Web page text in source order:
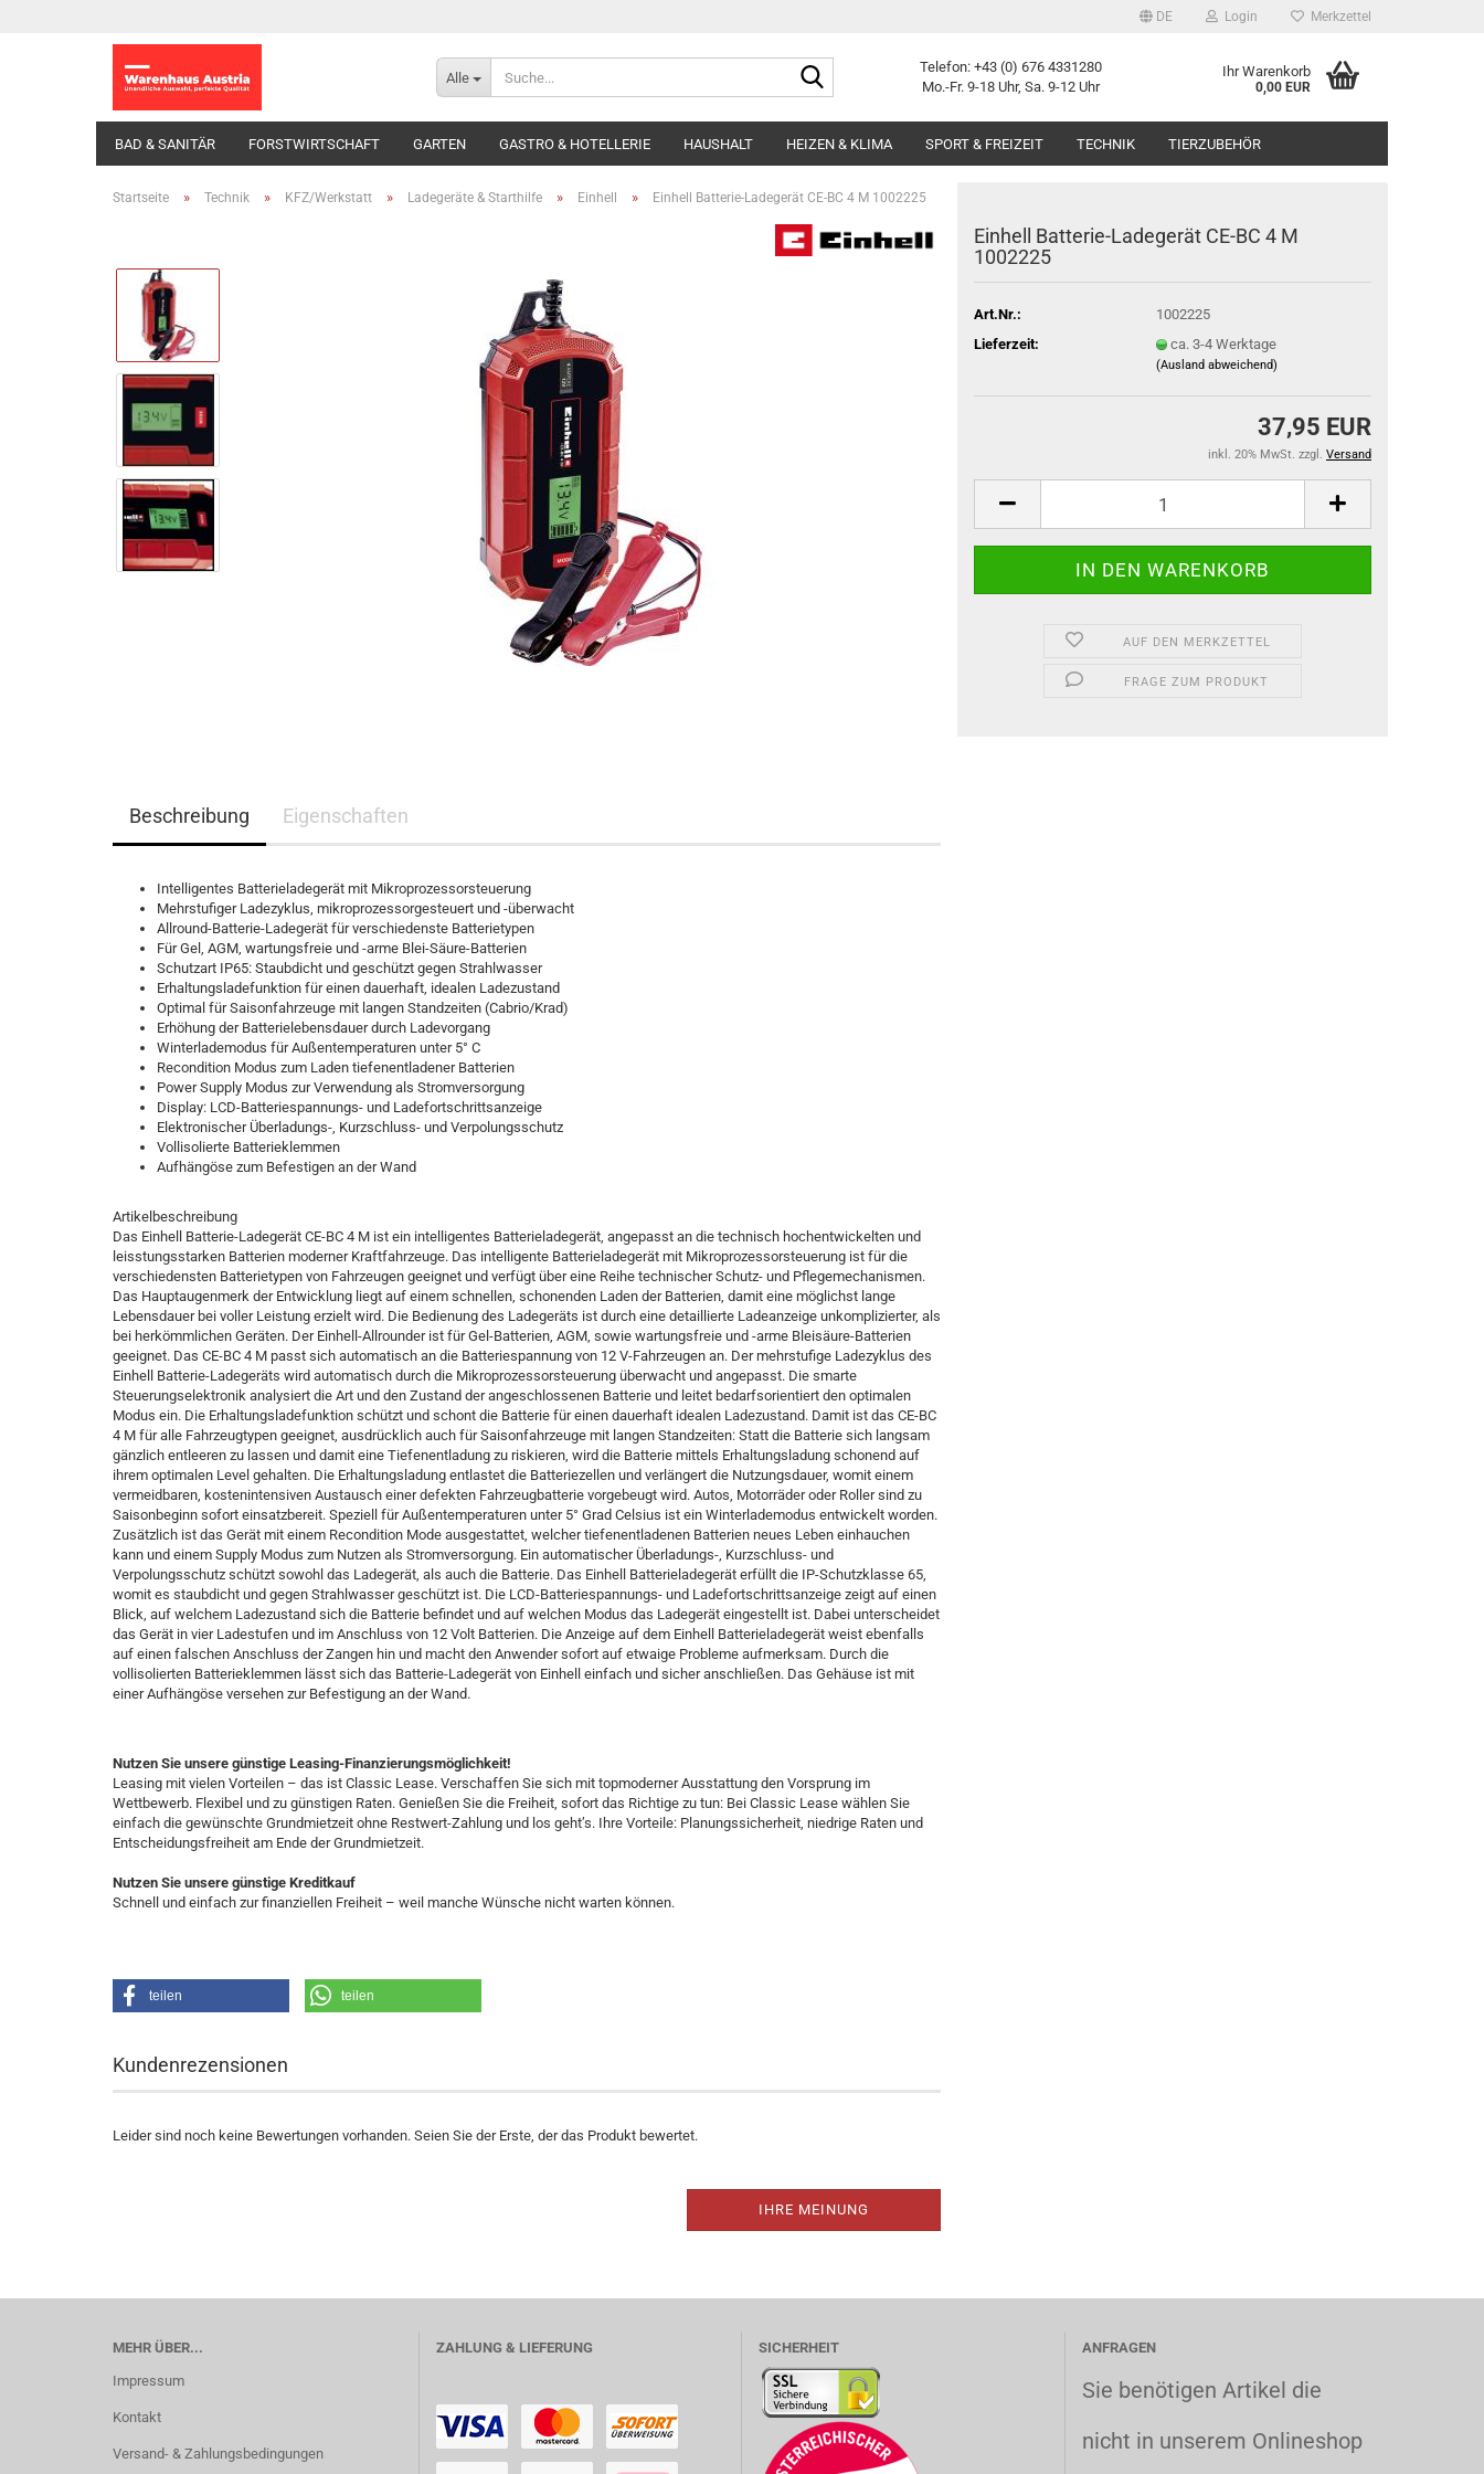
DE Login Merkzettel
Alle
Telefon: +43 (0) 676 4331280
Mo.-Fr. 9-18 Uhr, Sa. 9-12 Uhr
Ihr Warenkorb
0,00 EUR
BAD & SANITÄR FORSTWIRTSCHAFT GARTEN GASTRO & HOTELLERIE HAUSHALT HEIZEN & KLIMA SPORT & FREIZEIT TECHNIK TIERZUBEHÖR
Startseite » Technik » KFZ/Werkstatt » Ladegeräte & Starthilfe » Einhell » Einhell Batterie-Ladegerät CE-BC 4 M 1002225
Einhell Batterie-Ladegerät CE-BC 4 M
1002225
Art.Nr.:
1002225
Lieferzeit:
ca. 3-4 Werktage
(Ausland abweichend)
37,95 EUR
inkl. 20% MwSt. zzgl. Versand
AUF DEN MERKZETTEL
FRAGE ZUM PRODUKT
Beschreibung Eigenschaften
Intelligentes Batterieladegerät mit Mikroprozessorsteuerung
Mehrstufiger Ladezyklus, mikroprozessorgesteuert und -überwacht
Allround-Batterie-Ladegerät für verschiedenste Batterietypen
Für Gel, AGM, wartungsfreie und -arme Blei-Säure-Batterien
Schutzart IP65: Staubdicht und geschützt gegen Strahlwasser
Erhaltungsladefunktion für einen dauerhaft, idealen Ladezustand
Optimal für Saisonfahrzeuge mit langen Standzeiten (Cabrio/Krad)
Erhöhung der Batterielebensdauer durch Ladevorgang
Winterlademodus für Außentemperaturen unter 5° C
Recondition Modus zum Laden tiefenentladener Batterien
Power Supply Modus zur Verwendung als Stromversorgung
Display: LCD-Batteriespannungs- und Ladefortschrittsanzeige
Elektronischer Überladungs-, Kurzschluss- und Verpolungsschutz
Vollisolierte Batterieklemmen
Aufhängöse zum Befestigen an der Wand
Artikelbeschreibung
Das Einhell Batterie-Ladegerät CE-BC 4 M ist ein intelligentes Batterieladegerät, angepasst an die technisch hochentwickelten und
leisstungsstarken Batterien moderner Kraftfahrzeuge. Das intelligente Batterieladegerät mit Mikroprozessorsteuerung ist für die
verschiedensten Batterietypen von Fahrzeugen geeignet und verfügt über eine Reihe technischer Schutz- und Pflegemechanismen.
Das Hauptaugenmerk der Entwicklung liegt auf einem schnellen, schonenden Laden der Batterien, damit eine möglichst lange
Lebensdauer bei voller Leistung erzielt wird. Die Bedienung des Ladegeräts ist durch eine detaillierte Ladeanzeige unkomplizierter, als
bei herkömmlichen Geräten. Der Einhell-Allrounder ist für Gel-Batterien, AGM, sowie wartungsfreie und -arme Bleisäure-Batterien
geeignet. Das CE-BC 4 M passt sich automatisch an die Batteriespannung von 12 V-Fahrzeugen an. Der mehrstufige Ladezyklus des
Einhell Batterie-Ladegeräts wird automatisch durch die Mikroprozessorsteuerung überwacht und angepasst. Die smarte
Steuerungselektronik analysiert die Art und den Zustand der angeschlossenen Batterie und leitet bedarfsorientiert den optimalen
Modus ein. Die Erhaltungsladefunktion schützt und schont die Batterie für einen dauerhaft idealen Ladezustand. Damit ist das CE-BC
4 M für alle Fahrzeugtypen geeignet, ausdrücklich auch für Saisonfahrzeuge mit langen Standzeiten: Statt die Batterie sich langsam
gänzlich entleeren zu lassen und damit eine Tiefenentladung zu riskieren, wird die Batterie mittels Erhaltungsladung schonend auf
ihrem optimalen Level gehalten. Die Erhaltungsladung entlastet die Batteriezellen und verlängert die Nutzungsdauer, womit einem
vermeidbaren, kostenintensiven Austausch einer defekten Fahrzeugbatterie vorgebeugt wird. Autos, Motorräder oder Roller sind zu
Saisonbeginn sofort einsatzbereit. Speziell für Außentemperaturen unter 5° Grad Celsius ist ein Winterlademodus entwickelt worden.
Zusätzlich ist das Gerät mit einem Recondition Mode ausgestattet, welcher tiefenentladenen Batterien neues Leben einhauchen
kann und einem Supply Modus zum Nutzen als Stromversorgung. Ein automatischer Überladungs-, Kurzschluss- und
Verpolungsschutz schützt sowohl das Ladegerät, als auch die Batterie. Das Einhell Batterieladegerät erfüllt die IP-Schutzklasse 65,
womit es staubdicht und gegen Strahlwasser geschützt ist. Die LCD-Batteriespannungs- und Ladefortschrittsanzeige zeigt auf einen
Blick, auf welchem Ladezustand sich die Batterie befindet und auf welchen Modus das Ladegerät eingestellt ist. Dabei unterscheidet
das Gerät in vier Ladestufen und im Anschluss von 12 Volt Batterien. Die Anzeige auf dem Einhell Batterieladegerät weist ebenfalls
auf einen falschen Anschluss der Zangen hin und macht den Anwender sofort auf etwaige Probleme aufmerksam. Durch die
vollisolierten Batterieklemmen lässt sich das Batterie-Ladegerät von Einhell einfach und sicher anschließen. Das Gehäuse ist mit
einer Aufhängöse versehen zur Befestigung an der Wand.
Nutzen Sie unsere günstige Leasing-Finanzierungsmöglichkeit!
Leasing mit vielen Vorteilen – das ist Classic Lease. Verschaffen Sie sich mit topmoderner Ausstattung den Vorsprung im
Wettbewerb. Flexibel und zu günstigen Raten. Genießen Sie die Freiheit, sofort das Richtige zu tun: Bei Classic Lease wählen Sie
einfach die gewünschte Grundmietzeit ohne Restwert-Zahlung und los geht’s. Ihre Vorteile: Planungssicherheit, niedrige Raten und
Entscheidungsfreiheit am Ende der Grundmietzeit.
Nutzen Sie unsere günstige Kreditkauf
Schnell und einfach zur finanziellen Freiheit – weil manche Wünsche nicht warten können.
teilen teilen
Kundenrezensionen
Leider sind noch keine Bewertungen vorhanden. Seien Sie der Erste, der das Produkt bewertet.
IHRE MEINUNG
MEHR ÜBER...
Impressum
Kontakt
Versand- & Zahlungsbedingungen
ZAHLUNG & LIEFERUNG SICHERHEIT ANFRAGEN
Sie benötigen Artikel die
nicht in unserem Onlineshop